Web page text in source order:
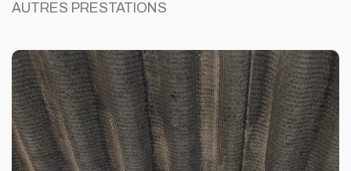
AUTRES PRESTATIONS